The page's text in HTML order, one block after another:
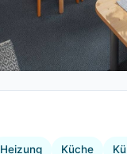
Heizung Küche